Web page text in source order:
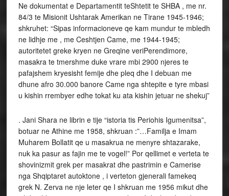
Ne dokumentat e Departamentit teShtetit te SHBA , me nr.
84/3 te Misionit Ushtarak Amerikan ne Tirane 1945-1946;
shkruhet: “Sipas informacioneve qe kam mundur te mbledh
ne lidhje me , me Ceshtjen Came, me 1944-1945;
autoritetet greke kryen ne Greqine veriPerendimore,
masakra te tmershme duke vrare mbi 2900 njeres te
pafajshem kryesisht femije dhe pleq dhe I debuan me
dhune afro 30.000 banore Came nga shtepite e tyre mbasi
u kishin rrembyer edhe tokat ku ata kishin jetuar ne shekuj”
. Jani Shara ne librin e tije “istoria tis Periohis Igumenitsa”,
botuar ne Athine me 1958, shkruan :”…Familja e Imam
Muharem Bollatit qe u masakrua ne menyre shtazarake,
nuk ka pasur as fajin me te vogel!” Por qellimet e verteta te
shovinizmit grek per masakrat dhe pastrimin e Camerise
nga Shqiptaret autoktone , i verteton gjenerali famekeq
grek N. Zerva ne nje leter qe I shkruan me 1956 mikut dhe